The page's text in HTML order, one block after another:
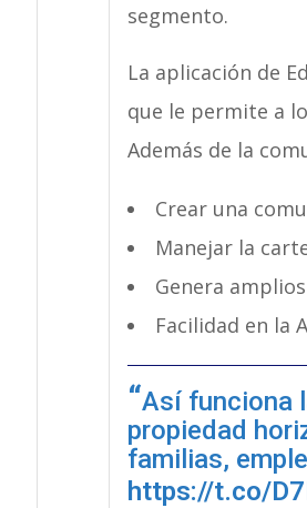
segmento.
La aplicación de
que le permite a
Además de la
Crear una
Manejar la
Genera
Facilidad en la
Así funciona
propiedad
familias,
https://t.co/